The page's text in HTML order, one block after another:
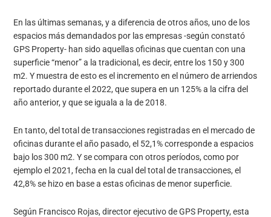
En las últimas semanas, y a diferencia de otros años, uno de los
espacios más demandados por las empresas -según constató
GPS Property- han sido aquellas oficinas que cuentan con una
superficie “menor” a la tradicional, es decir, entre los 150 y 300
m2. Y muestra de esto es el incremento en el número de arriendos
reportado durante el 2022, que supera en un 125% a la cifra del
año anterior, y que se iguala a la de 2018.
En tanto, del total de transacciones registradas en el mercado de
oficinas durante el año pasado, el 52,1% corresponde a espacios
bajo los 300 m2. Y se compara con otros períodos, como por
ejemplo el 2021, fecha en la cual del total de transacciones, el
42,8% se hizo en base a estas oficinas de menor superficie.
Según Francisco Rojas, director ejecutivo de GPS Property, esta